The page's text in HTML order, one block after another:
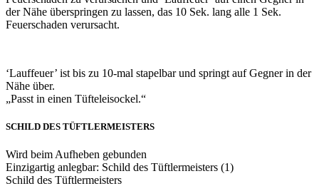
der Nähe überspringen zu lassen, das 10 Sek. lang alle 1 Sek.
Feuerschaden verursacht.
‘Lauffeuer’ ist bis zu 10-mal stapelbar und springt auf Gegner in der
Nähe über.
„Passt in einen Tüfteleisockel.“
SCHILD DES TÜFTLERMEISTERS
Wird beim Aufheben gebunden
Einzigartig anlegbar: Schild des Tüftlermeisters (1)
Schild des Tüftlermeisters